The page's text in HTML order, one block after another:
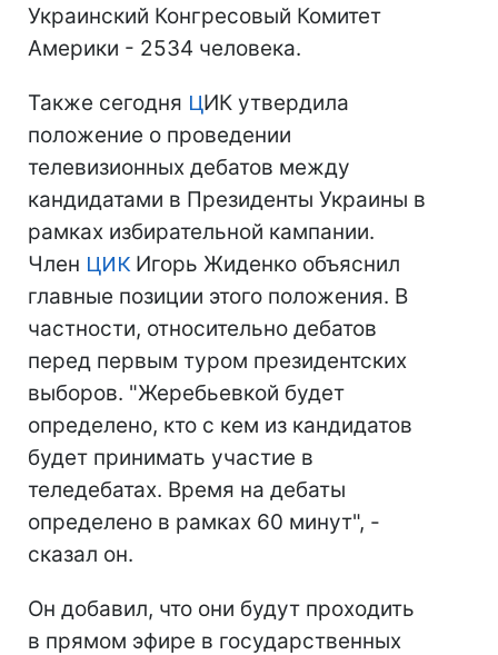
Украинский Конгресовый Комитет
Америки - 2534 человека.
Также сегодня ЦИК утвердила
положение о проведении
телевизионных дебатов между
кандидатами в Президенты Украины в
рамках избирательной кампании.
Член ЦИКИгорь Жиденко объяснил
главные позиции этого положения. В
частности, относительно дебатов
перед первым туром президентских
выборов. "Жеребьевкой будет
определено, кто с кем из кандидатов
будет принимать участие в
теледебатах. Время на дебаты
определено в рамках 60 минут", -
сказал он.
Он добавил, что они будут проходить
в прямом эфире в государственных